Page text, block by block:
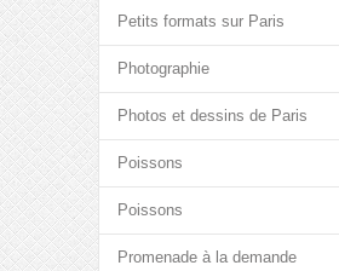
Petits formats sur Paris
Photographie
Photos et dessins de Paris
Poissons
Poissons
Promenade à la demande